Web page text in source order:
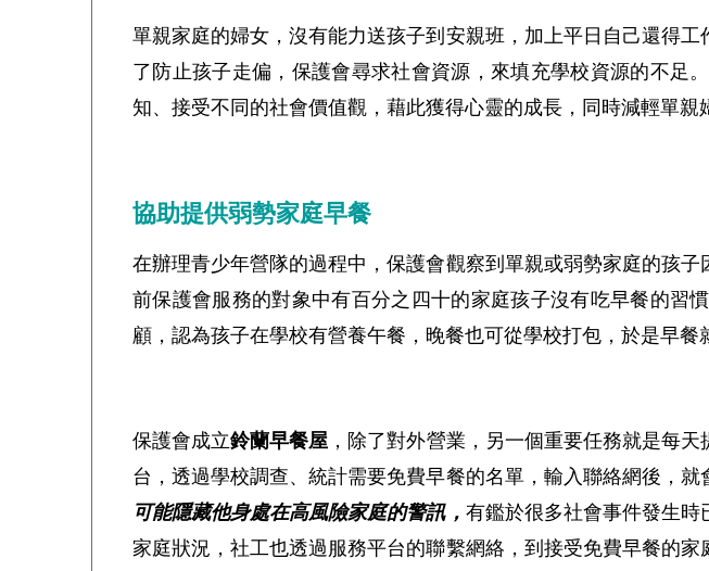
單親家庭的婦女，沒有能力送孩子到安親班，加上平日自己還得
了防止孩子走偏，保護會尋求社會資源，來填充學校資源的不足
知、接受不同的社會價值觀，藉此獲得心靈的成長，同時減輕單親
協助提供弱勢家庭早餐
在辦理青少年營隊的過程中，保護會觀察到單親或弱勢家庭的孩
前保護會服務的對象中有百分之四十的家庭孩子沒有吃早餐的習
顧，認為孩子在學校有營養午餐，晚餐也可從學校打包，於是早餐
保護會成立鈴蘭早餐屋 ，除了對外營業，另一個重要任務就是每
台，透過學校調查、統計需要免費早餐的名單，輸入聯絡網後，
可能隱藏他身處在高風險家庭的警訊， 有鑑於很多社會事件發生時
家庭狀況，社工也透過服務平台的聯繫網絡，到接受免費早餐的